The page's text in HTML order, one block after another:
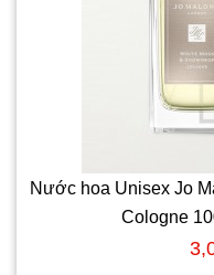
Nước hoa Unisex Jo
Cologne